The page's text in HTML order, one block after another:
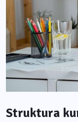
Struktura